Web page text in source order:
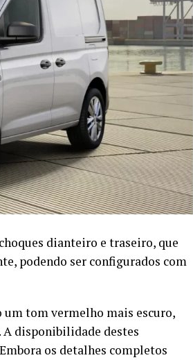
dianteiro e traseiro, que
podendo ser configurados com
um tom vermelho mais escuro,
A disponibilidade destes
os detalhes completos